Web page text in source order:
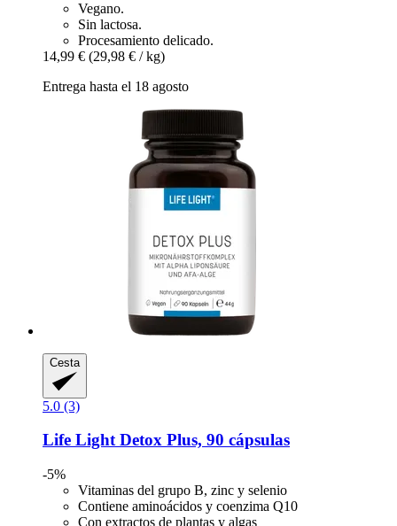
Vegano.
Sin lactosa.
Procesamiento delicado.
14,99 € (29,98 € / kg)
Entrega hasta el 18 agosto
Cesta
5.0 (3)
Life LightDetox Plus, 90 cápsulas
-5%
Vitaminas del grupo B, zinc y selenio
Contiene aminoácidos y coenzima Q10
Con extractos de plantas y algas